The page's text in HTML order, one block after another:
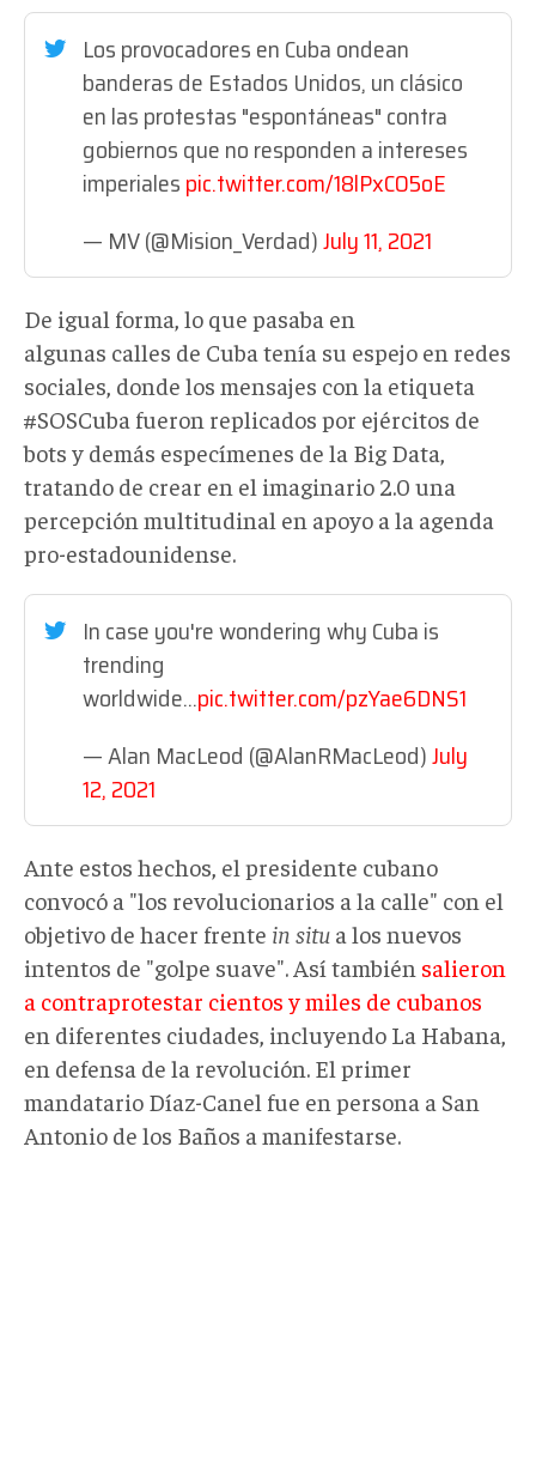
Los provocadores en Cuba ondean
banderas de Estados Unidos, un clásico
en las protestas "espontáneas" contra
gobiernos que no responden a intereses
imperialespic.twitter.com/18lPxCO5oE
— MV (@Mision_Verdad)July 11, 2021
De igual forma, lo que pasaba en
algunas calles de Cuba tenía su espejo en redes
sociales, donde los mensajes con la etiqueta
#SOSCuba fueron replicados por ejércitos de
bots y demás especímenes de la Big Data,
tratando de crear en el imaginario 2.0 una
percepción multitudinal en apoyo a la agenda
pro-estadounidense.
In case you're wondering why Cuba is
trending
worldwide...pic.twitter.com/pzYae6DNS1
— Alan MacLeod (@AlanRMacLeod)July
12, 2021
Ante estos hechos, el presidente cubano
convocó a "los revolucionarios a la calle" con el
objetivo de hacer frente in situ a los nuevos
intentos de "golpe suave". Así también salieron
a contraprotestar cientos y miles de cubanos
en diferentes ciudades, incluyendo La Habana,
en defensa de la revolución. El primer
mandatario Díaz-Canel fue en persona a San
Antonio de los Baños a manifestarse.